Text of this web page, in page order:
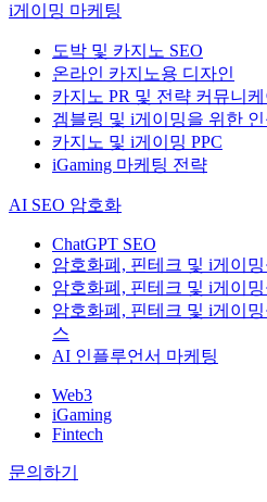
i게이밍 마케팅
도박 및 카지노 SEO
온라인 카지노용 디자인
카지노 PR 및 전략 커뮤니케
겜블링 및 i게이밍을 위한
카지노 및 i게이밍 PPC
iGaming 마케팅 전략
AI SEO 암호화
ChatGPT SEO
암호화폐, 핀테크 및 i게이
암호화폐, 핀테크 및 i게이
암호화폐, 핀테크 및 i게이밍
스
AI 인플루언서 마케팅
Web3
iGaming
Fintech
문의하기